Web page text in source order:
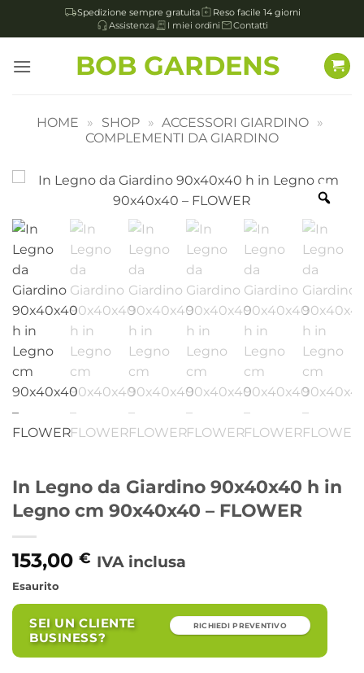
Spedizione sempre gratuita
Reso facile 14 giorni
Assistenza
I miei ordini Contatti
BOB GARDENS
HOME » SHOP » ACCESSORI GIARDINO »
COMPLEMENTI DA GIARDINO
In Legno da Giardino 90x40x40 h in
Legno cm 90x40x40 – FLOWER
153,00 € IVA inclusa
Esaurito
SEI UN CLIENTE
BUSINESS?
RICHIEDI PREVENTIVO